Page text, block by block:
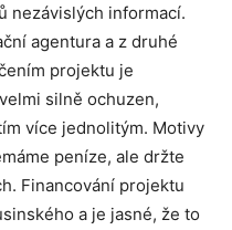
nezávislých informací.
agentura a z druhé
projektu je
silně ochuzen,
více jednolitým. Motivy
peníze, ale držte
Financování projektu
a je jasné, že to